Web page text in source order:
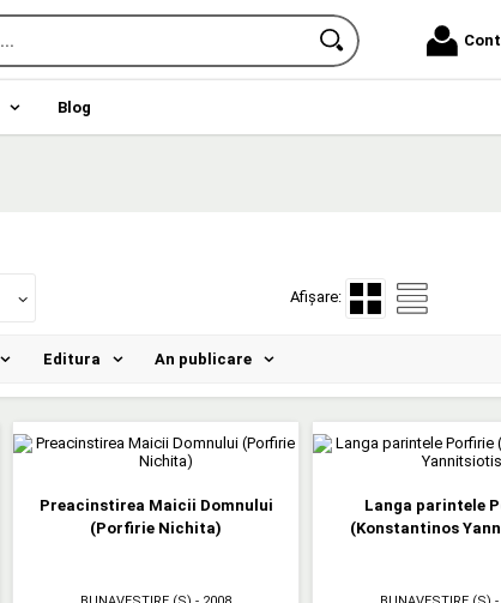
Blog
Afișare:
Editura An publicare
Preacinstirea Maicii Domnului
(Porfirie Nichita)
Langa parintele
(Konstantinos